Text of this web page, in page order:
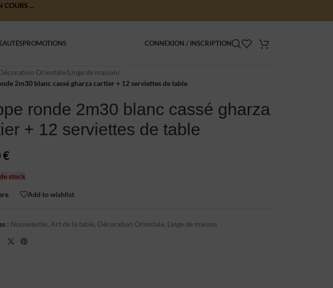
COURS ...
PROMOTIONS CONNEXION / INSCRIPTION
Orientale/Linge de maison/
2m30 blanc cassé gharza cartier + 12 serviettes de table
ronde 2m30 blanc cassé gharza
+ 12 serviettes de table
€
stock
Add to wishlist
: Nouveautés, Art de la table, Décoration Orientale, Linge de maison